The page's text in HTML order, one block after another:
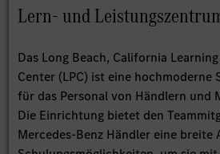
Lern- und
Das Long Beach, California
Center (LPC) ist eine hochmoderne
für das Personal von Händlern und
Die Einrichtung bietet den
Mercedes-Benz Händler eine breite